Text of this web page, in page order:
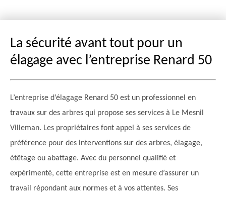
La sécurité avant tout pour un
élagage avec l’entreprise Renard 50
L’entreprise d’élagage Renard 50 est un professionnel en
travaux sur des arbres qui propose ses services à Le Mesnil
Villeman. Les propriétaires font appel à ses services de
préférence pour des interventions sur des arbres, élagage,
étêtage ou abattage. Avec du personnel qualifié et
expérimenté, cette entreprise est en mesure d’assurer un
travail répondant aux normes et à vos attentes. Ses